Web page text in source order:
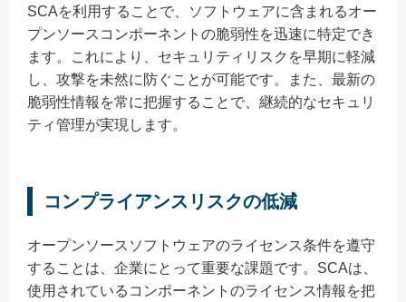
SCAを利用することで、ソフトウェアに含まれるオー
プンソースコンポーネントの脆弱性を迅速に特定でき
ます。これにより、セキュリティリスクを早期に軽減
し、攻撃を未然に防ぐことが可能です。また、最新の
脆弱性情報を常に把握することで、継続的なセキュリ
ティ管理が実現します。
コンプライアンスリスクの低減
オープンソースソフトウェアのライセンス条件を遵守
することは、企業にとって重要な課題です。SCAは、
使用されているコンポーネントのライセンス情報を把